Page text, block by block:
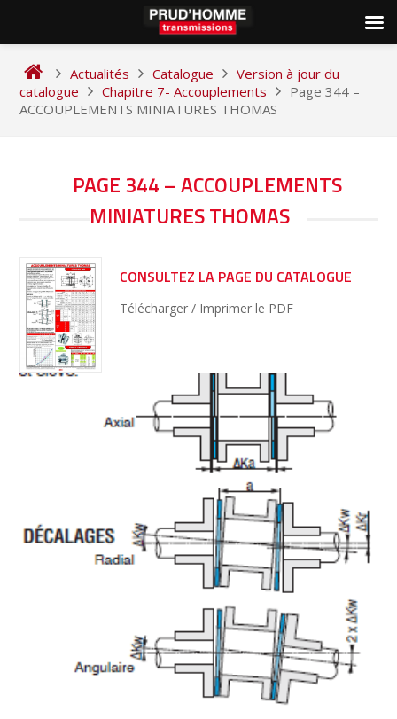
content
Actualités Catalogue
Version à jour du
catalogue
Chapitre 7- Accouplements
Page 344 –
ACCOUPLEMENTS MINIATURES THOMAS
PAGE 344 – ACCOUPLEMENTS
MINIATURES THOMAS
CONSULTEZ LA PAGE DU CATALOGUE
Télécharger / Imprimer le PDF
NAVIGATION